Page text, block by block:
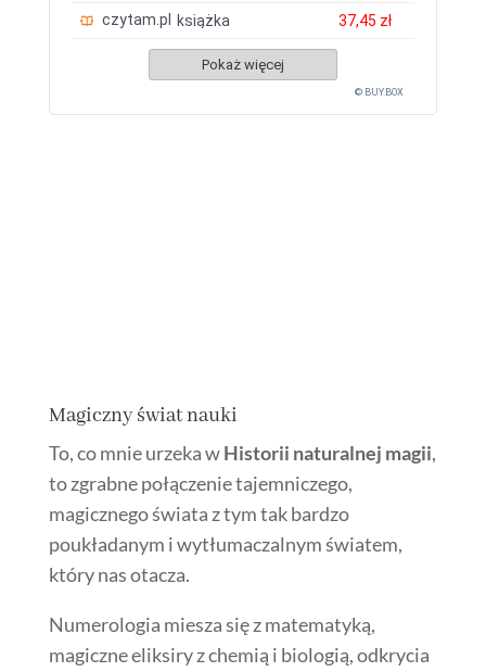
czytam.pl
książka 37,45 zł
Pokaż więcej
© BUY.BOX
Magiczny świat nauki
To, co mnie urzeka wHistorii naturalnej magii,
to zgrabne połączenie tajemniczego,
magicznego świata z tym tak bardzo
poukładanym i wytłumaczalnym światem,
który nas otacza.
Numerologia miesza się z matematyką,
magiczne eliksiry z chemią i biologią, odkrycia